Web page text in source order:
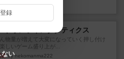
jurong
トオンラインタクティクス
物量が増えて大変になっていく押し付け
しいゲーム盛り上が...
前by nekomanma222
録
ない